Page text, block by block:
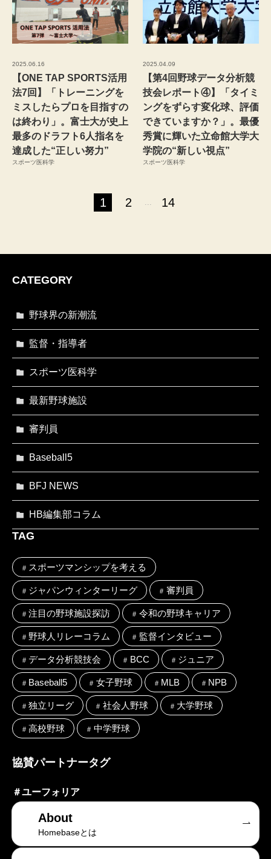
2025.06.16
【ONE TAP SPORTS活用
法7回】「トレーニングを
ミスしたらプロを目指すの
は終わり」。富士大が史上
最多のドラフト6人指名を
達成した“正しい努力”
スポーツ医科学
2025.04.09
【第4回野球データ分析競
技会レポート④】「タイミ
ングをずらす変化球、評価
できていますか？」。最優
秀賞に輝いた立命館大学大
学院の“新しい視点”
スポーツ医科学
1 2 ... 14
CATEGORY
野球界の新潮流
監督・指導者
スポーツ医科学
最新野球施設
審判員
Baseball5
BFJ NEWS
HB編集部コラム
TAG
スポーツマンシップを考える
ジャパンウィンターリーグ 審判員
注目の野球施設探訪 令和の野球キャリア
野球人リレーコラム 監督インタビュー
データ分析競技会 BCC ジュニア
Baseball5 女子野球 MLB NPB
独立リーグ 社会人野球 大学野球
高校野球 中学野球
協賛パートナータグ
＃ユーフォリア
About
Homebaseとは